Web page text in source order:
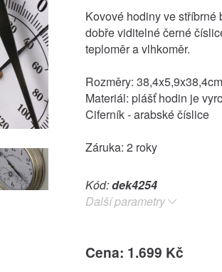
Kovové hodiny ve
dobře viditelné černé
teploměr a vlhkoměr.
Rozměry: 38,4x5,9x38,4cm
Materiál: plášť hodin je
Ciferník - arabské číslice
Záruka: 2 roky
Kód:dek4254
Další parametry
Cena: 1.699 Kč